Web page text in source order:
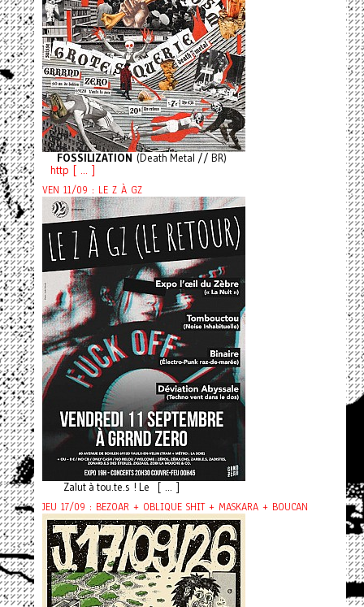
FOSSILIZATION (Death Metal // BR)
http [ ... ]
VEN 11/09 : LE Z À GZ
Zalut à tou.te.s ! Le [ ... ]
JEU 17/09 : BEZOAR + OBLIQUE SHIT + MASKARA + BOUCAN